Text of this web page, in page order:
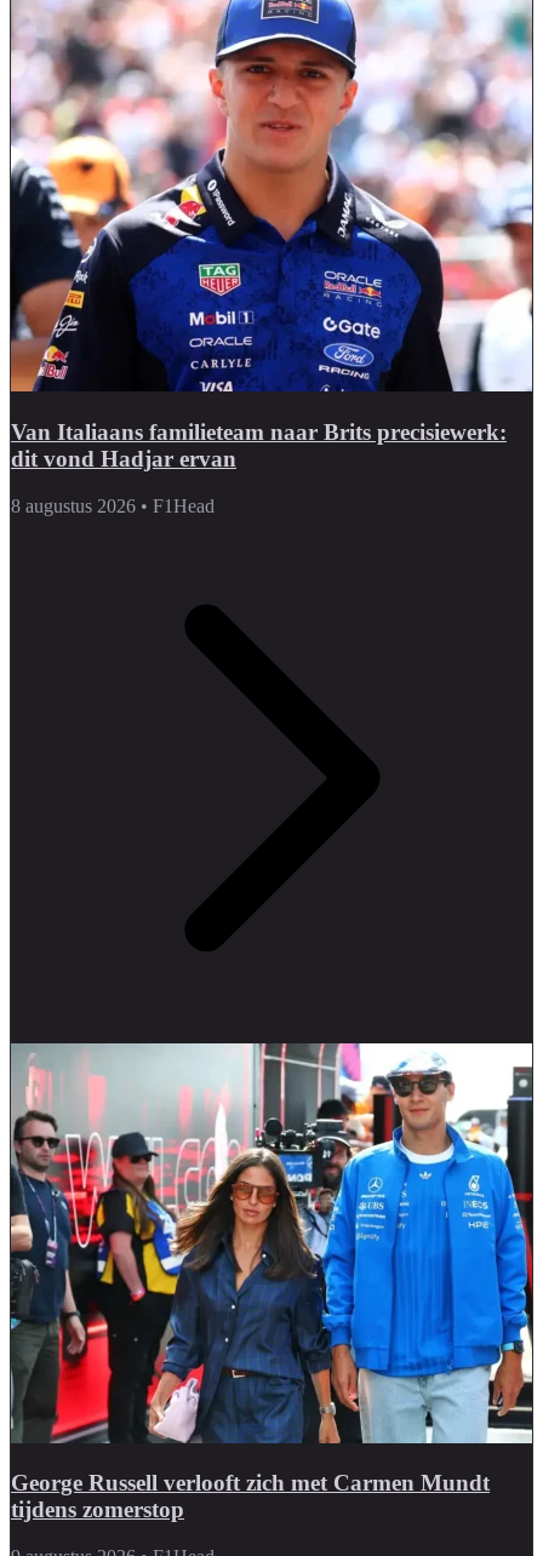
Van Italiaans familieteam naar Brits precisiewerk:
dit vond Hadjar ervan
8 augustus 2026 • F1Head
George Russell verlooft zich met Carmen Mundt
tijdens zomerstop